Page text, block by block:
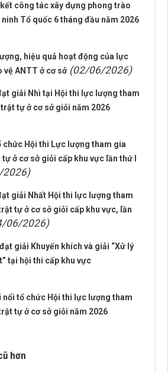
công tác xây dựng phong trào
Tổ quốc 6 tháng đầu năm 2026
hiệu quả hoạt động của lực
vệ ANTT ở cơ sở (02/06/2026)
giải Nhì tại Hội thi lực lượng tham
tự ở cơ sở giỏi năm 2026
chức Hội thi Lực lượng tham gia
ở cơ sở giỏi cấp khu vực lần thứ I
giải Nhất Hội thi lực lượng tham
tự ở cơ sở giỏi cấp khu vực, lần
06/2026)
giải Khuyến khích và giải “Xử lý
tại hội thi cấp khu vực
nổi tổ chức Hội thi lực lượng tham
tự ở cơ sở giỏi năm 2026
hơn